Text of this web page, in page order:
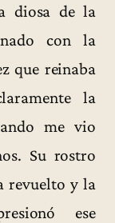
diosa de la
con la
que reinaba
la
me vio
Su rostro
revuelto y la
ese